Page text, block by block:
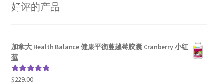
好评的产品
加拿大 Health Balance 健康平衡蔓越莓胶囊 Cranberry 小红
莓
评分5.00
$229.00